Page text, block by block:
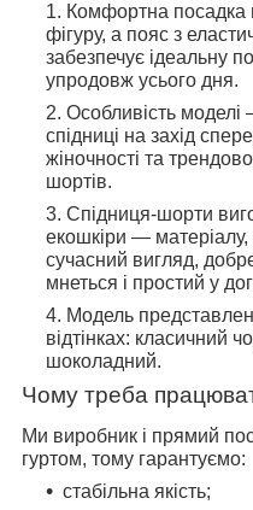
Комфортна посадка
фігуру, а пояс з
забезпечує ідеальну
упродовж усього дня.
Особливість моделі
спідниці на захід
жіночності та
шортів.
Спідниця-шорти
екошкіри —
сучасний вигляд,
мнеться і простий у
Модель
відтінках: класичний
шоколадний.
Чому треба
Ми виробник і прямий
гуртом, тому гарантуємо:
стабільна якість;